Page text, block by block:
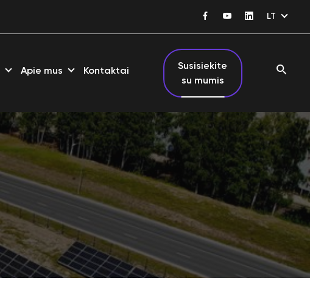
LT
Apie mus Kontaktai
Susisiekite
su mumis